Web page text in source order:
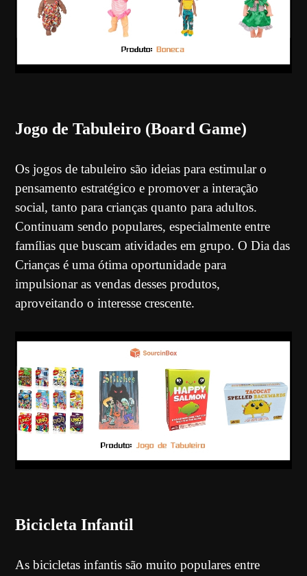
Jogo de Tabuleiro (Board Game)
Os jogos de tabuleiro são ideias para estimular o
pensamento estratégico e promover a interação
social, tanto para crianças quanto para adultos.
Continuam sendo populares, especialmente entre
famílias que buscam atividades em grupo. O Dia das
Crianças é uma ótima oportunidade para
impulsionar as vendas desses produtos,
aproveitando o interesse crescente.
Bicicleta Infantil
As bicicletas infantis são muito populares entre